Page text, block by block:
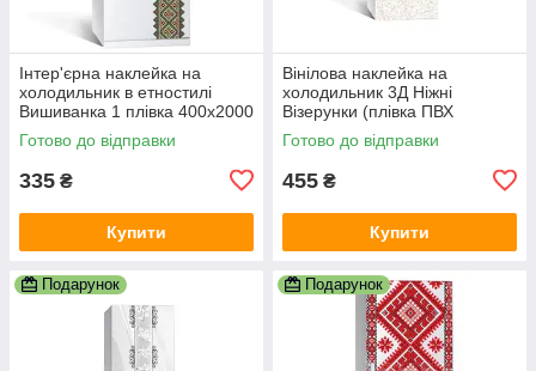
Інтер'єрна наклейка на
холодильник в етностилі
Вишиванка 1 плівка 400х2000
мм самоклеюча глянцева з
ламінацією
Готово до відправки
335 ₴
Купити
Вінілова наклейка на
холодильник 3Д Ніжні
Візерунки (плівка ПВХ
фотодрук) 600х1800 мм
Абстракція Бежевий
Готово до відправки
455 ₴
Купити
Подарунок Подарунок